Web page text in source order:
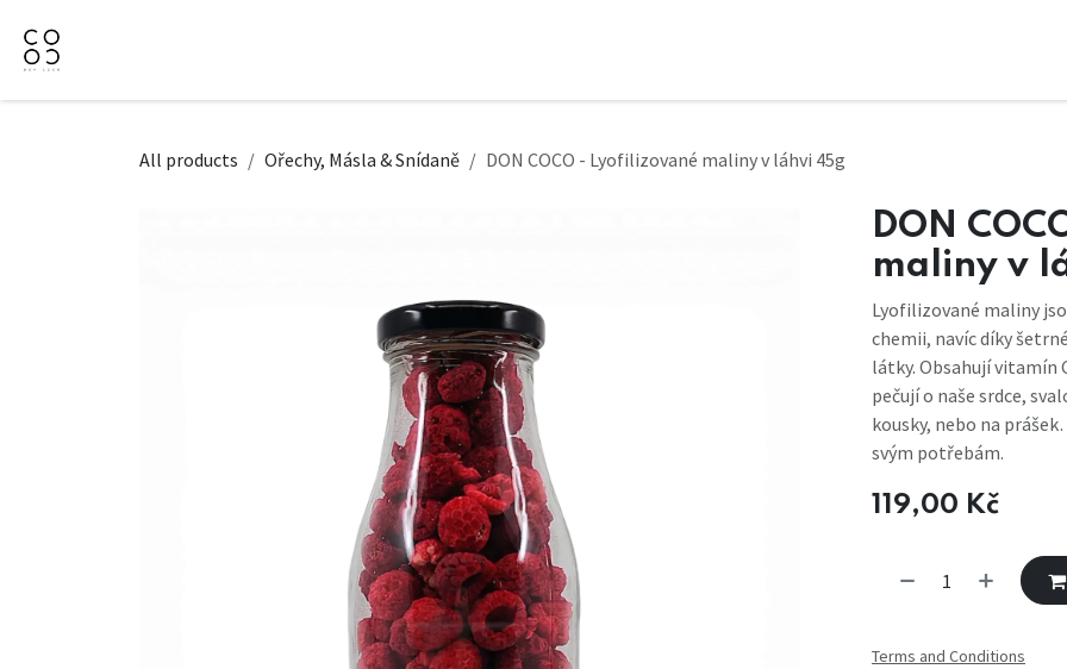
All products Ořechy, Másla & Snídaně DON COCO - Lyofilizované maliny v láhvi 45g
DON
maliny v
Lyofilizované maliny
chemii, navíc díky
látky. Obsahují vitamín
pečují o naše srdce,
kousky, nebo na
svým potřebám.
119,00 Kč
Terms and Conditions